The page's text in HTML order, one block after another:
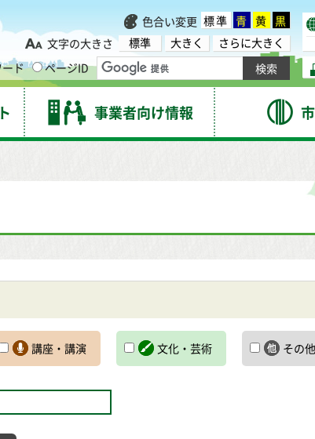
色合い変更 標準 青 黄 黒
文字の大きさ
標準 大きく
さらに大きく
ド
ページID
事業者向け情報
講座・講演 文化・芸術 その他